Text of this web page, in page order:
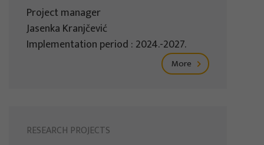
Project manager
Jasenka Kranjčević
Implementation period : 2024.-2027.
More
RESEARCH PROJECTS